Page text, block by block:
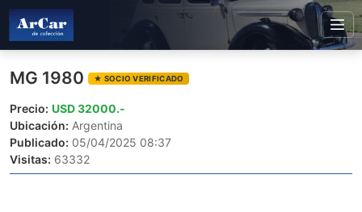
MG 1980 ★ SOCIO VERIFICADO
Precio: USD 32000.-
Ubicación: Argentina
Publicado: 05/04/2025 08:37
Visitas: 63332